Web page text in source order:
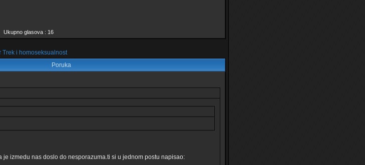
Ukupno glasova : 16
Trek i homoseksualnost
Poruka
je izmedu nas doslo do nesporazuma.ti si u jednom postu napisao: